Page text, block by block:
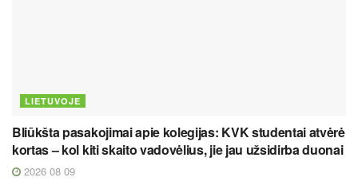
LIETUVOJE
Bliūkšta pasakojimai apie kolegijas: KVK studentai atvėrė
kortas – kol kiti skaito vadovėlius, jie jau užsidirba duonai
2026 08 09